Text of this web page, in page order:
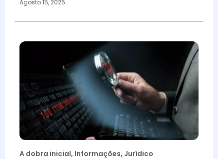
Agosto 15, 2025
A dobra inicial, Informações, Jurídico